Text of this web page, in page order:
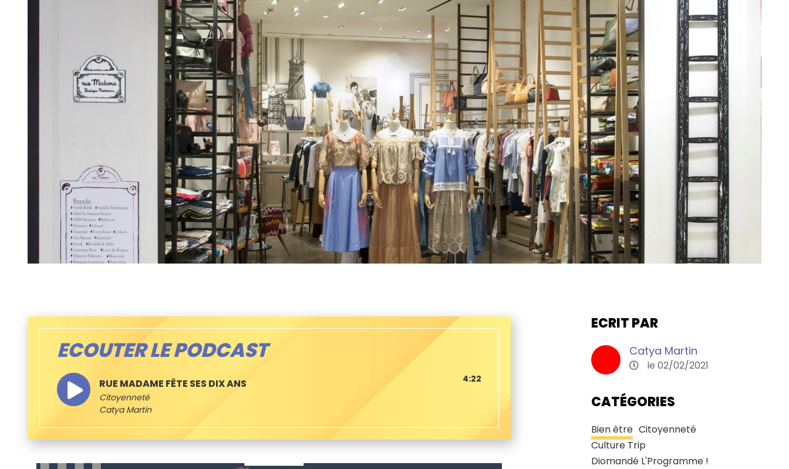
ECOUTER LE PODCAST
RUE MADAME FÊTE SES DIX ANS
Citoyenneté
Catya Martin
4:22
ECRIT PAR
Catya Martin
le 02/02/2021
CATÉGORIES
Bien être Citoyenneté
Culture Trip
Diomandé L'Programme !